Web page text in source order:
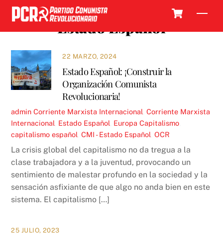
Skip
content
Estado Español
22 MARZO, 2024
Estado Español: ¡Construir la
Organización Comunista
Revolucionaria!
admin Corriente Marxista Internacional ,Corriente Marxista
Internacional Estado Español Europa Capitalismo
capitalismo español ,CMI - Estado Español ,OCR
La crisis global del capitalismo no da tregua a la
clase trabajadora y a la juventud, provocando un
sentimiento de malestar profundo en la sociedad y la
sensación asfixiante de que algo no anda bien en este
sistema. El capitalismo […]
25 JULIO, 2023